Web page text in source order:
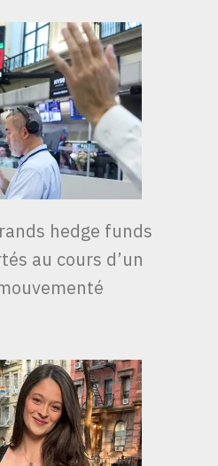
hedge funds
au cours d’un